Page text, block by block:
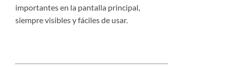
importantes en la pantalla principal,
siempre visibles y fáciles de usar.